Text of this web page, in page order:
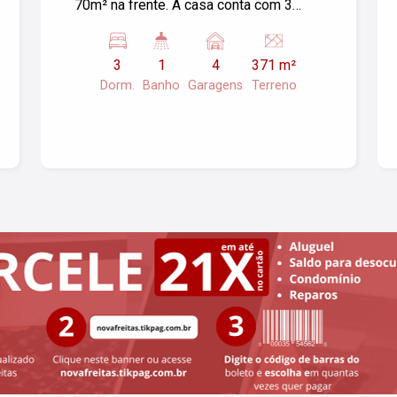
70m² na frente. A casa conta com 3
espaçoso e excelente quintal nos
fundos, contando com uma área de
serviço ampla e coberta.
3
Dorm.
1
Banho
4
Garagens
371 m²
Terreno